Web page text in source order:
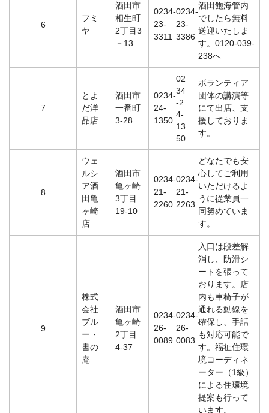
6
フミ
ヤ
酒田市
相生町
2丁目3
－13
0234-
23-
3311
0234-
23-
3386
酒田飽海管内
でしたら無料
送迎いたしま
す。0120-039-
238へ
7
とよ
だ洋
品店
酒田市
一番町
3-28
0234-
24-
1350
02
34
-2
4-
13
50
ボランティア
団体の講演等
にて出店、支
援しておりま
す。
8
ウェ
ルシ
ア酒
田亀
ヶ崎
店
酒田市
亀ヶ崎
3丁目
19-10
0234-
21-
2260
0234-
21-
2263
どなたでも安
心してご利用
いただけるよ
うに従業員一
同努めていま
す。
9
株式
会社
ブル
ー・
書の
庵
酒田市
亀ヶ崎
2丁目
4-37
0234-
26-
0089
0234-
26-
0083
入口は段差解
消し、防滑シ
ートを張って
おります。店
内も車椅子が
通れる動線を
確保し、手話
も対応可能で
す。福祉住環
境コーディネ
ーター（1級）
による住環境
提案も行って
います。